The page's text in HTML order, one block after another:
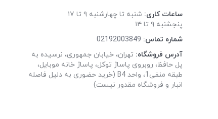
ساعات کاری: شنبه تا چهارشنبه ۹ تا ۱۷
پنجشنبه ۹ تا ۱۴
شماره تماس: 02192003849
آدرس فروشگاه: تهران، خیابان جمهوری، نرسیده به
پل حافظ، روبروی پاساژ توکل، پاساژ خانه موبایل،
طبقه منفی1، واحد B4 (خرید حضوری به دلیل فاصله
انبار و فروشگاه مقدور نیست)